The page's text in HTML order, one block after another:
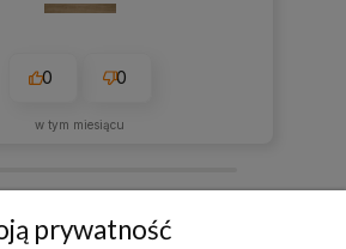
0 0
w tym miesiącu
prywatność